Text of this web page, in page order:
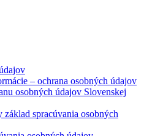
– ochrana osobných údajov
osobných údajov Slovenskej
základ spracúvania osobných